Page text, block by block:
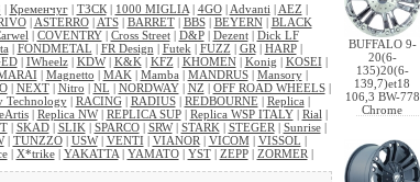
| Кременчуг| ТЗСК| 1000 MIGLIA| 4GO| Advanti | AEZ |
| ASTERRO| ATS| BARRET| BBS| BEYERN| BLACK
| COVENTRY| Cross Street| D&P| Dezent| Dick LF
| FONDMETAL | FR Design | Futek | FUZZ | GR | HARP|
| IWheelz| KDW| K&K | KFZ | KHOMEN| Konig | KOSEI |
| Magnetto | MAK | Mamba | MANDRUS| Mansory|
| NEXT| Nitro | NL | NORDWAY| NZ | OFF ROAD WHEELS|
Technology| RACING| RADIUS| REDBOURNE| Replica |
| Replica NW| REPLICA SUP| Replica WSP ITALY| Rial |
| SKAD| SLIK | SPARCO| SRW| STARK | STEGER | Sunrise|
| TUNZZO| USW| VENTI | VIANOR | VICOM| VISSOL |
| X*trike| YAKATTA| YAMATO| YST| ZEPP| ZORMER |
BUFFALO 9-
20(6-
135)20(6-
139,7)et18
106,3 BW-778
Chrome